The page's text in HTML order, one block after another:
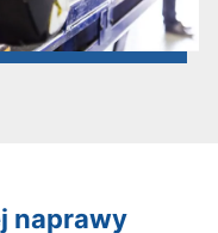
naprawy